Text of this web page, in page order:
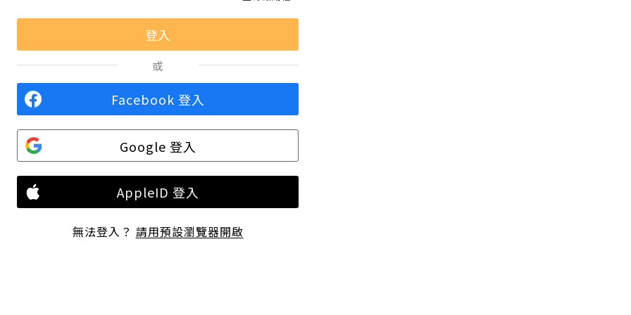
或
Facebook 登入
Google 登入
AppleID 登入
無法登入？ 請用預設瀏覽器開啟